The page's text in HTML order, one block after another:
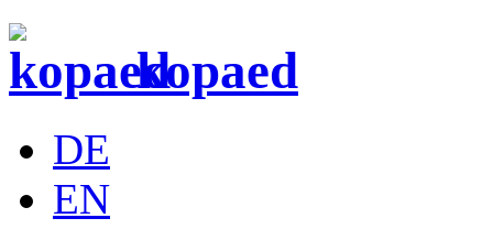
kopaed
DE
EN